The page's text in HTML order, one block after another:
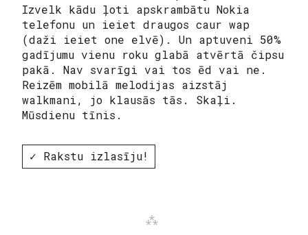
Izvelk kādu ļoti apskrambātu Nokia
telefonu un ieiet draugos caur wap
(daži ieiet one elvē). Un aptuveni 50%
gadījumu vienu roku glabā atvērtā čipsu
pakā. Nav svarīgi vai tos ēd vai ne.
Reizēm mobilā melodijas aizstāj
walkmani, jo klausās tās. Skaļi.
Mūsdienu tīnis.
✓ Rakstu izlasīju!